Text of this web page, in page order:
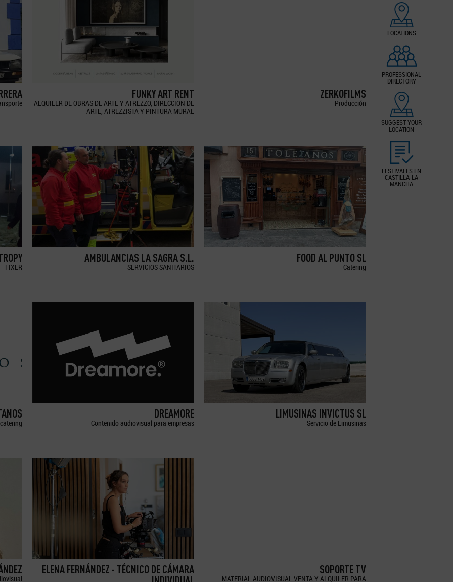
LOCATIONS
PROFESSIONAL
DIRECTORY
SUGGEST YOUR
LOCATION
FESTIVALES EN
CASTILLA-LA
MANCHA
FUNKY ART RENT
ALQUILER DE OBRAS DE ARTE Y ATREZZO, DIRECCION DE
ARTE, ATREZZISTA Y PINTURA MURAL
ZERKOFILMS
Producción
FIXER
AMBULANCIAS LA SAGRA S.L.
SERVICIOS SANITARIOS
FOOD AL PUNTO SL
Catering
DREAMORE
Contenido audiovisual para empresas
LIMUSINAS INVICTUS SL
Servicio de Limusinas
ELENA FERNÁNDEZ - TÉCNICO DE CÁMARA
SOPORTE TV
MATERIAL AUDIOVISUAL VENTA Y ALQUILER PARA